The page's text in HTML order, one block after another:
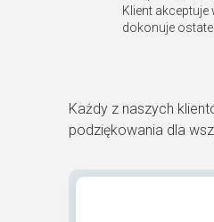
Klient
dokonuje
Każdy z naszych
podziękowania dla